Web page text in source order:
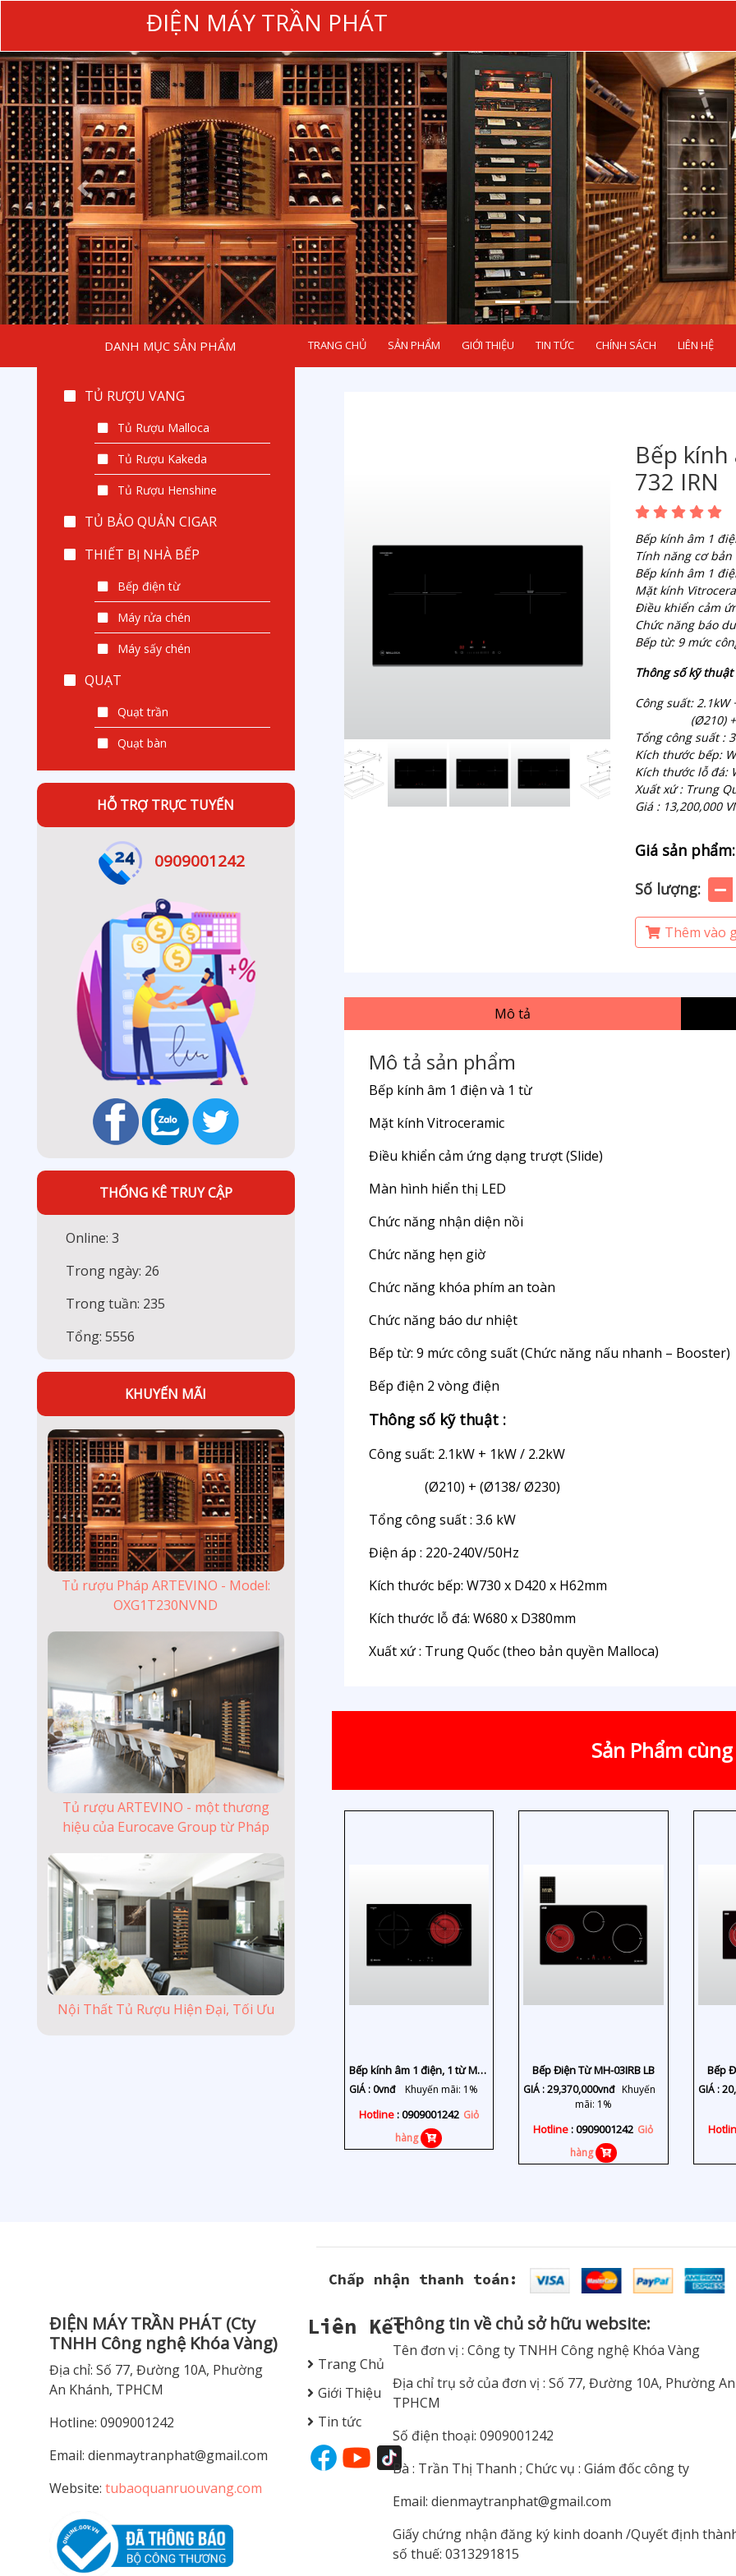
ĐIỆN MÁY TRẦN PHÁT
DANH MỤC SẢN PHẨM TRANG CHỦ SẢN PHẨM GIỚI THIỆU TIN TỨC CHÍNH SÁCH LIÊN HỆ
TỦ RƯỢU VANG
Tủ Rượu Malloca
Tủ Rượu Kakeda
Tủ Rượu Henshine
TỦ BẢO QUẢN CIGAR
THIẾT BỊ NHÀ BẾP
Bếp điện từ
Máy rửa chén
Máy sấy chén
QUẠT
Quạt trần
Quạt bàn
HỖ TRỢ TRỰC TUYẾN
0909001242
THỐNG KÊ TRUY CẬP
Online: 3
Trong ngày: 26
Trong tuần: 235
Tổng: 5556
KHUYẾN MÃI
Tủ rượu Pháp ARTEVINO - Model:
OXG1T230NVND
Tủ rượu ARTEVINO - một thương
hiệu của Eurocave Group từ Pháp
Nội Thất Tủ Rượu Hiện Đại, Tối Ưu
Bếp
732 IRN
Bếp kính âm 1
Tính năng cơ bản
Bếp kính âm 1
Mặt kính
Điều khiển cảm
Chức năng báo
Bếp từ: 9 mức
Thông số kỹ
Công suất: 2.1kW
(Ø210) +
Tổng công suất :
Kích thước bếp:
Kích thước lỗ đá:
Xuất xứ : Trung
Giá : 13,200,000
Giá sản phẩm:
Số lượng:
Thêm vào
Mô tả
Mô tả sản phẩm
Bếp kính âm 1 điện và 1 từ
Mặt kính Vitroceramic
Điều khiển cảm ứng dạng trượt (Slide)
Màn hình hiển thị LED
Chức năng nhận diện nồi
Chức năng hẹn giờ
Chức năng khóa phím an toàn
Chức năng báo dư nhiệt
Bếp từ: 9 mức công suất (Chức năng nấu nhanh – Booster)
Bếp điện 2 vòng điện
Thông số kỹ thuật :
Công suất: 2.1kW + 1kW / 2.2kW
(Ø210) + (Ø138/ Ø230)
Tổng công suất : 3.6 kW
Điện áp : 220-240V/50Hz
Kích thước bếp: W730 x D420 x H62mm
Kích thước lỗ đá: W680 x D380mm
Xuất xứ : Trung Quốc (theo bản quyền Malloca)
Sản Phẩm
Bếp kính âm 1 điện, 1 từ MH-
7311 IR
GIÁ : 0vnđ Khuyến mãi: 1%
Hotline: 0909001242 Giỏ
hàng
Bếp Điện Từ MH-03IRB LB
GIÁ :29,370,000vnđ Khuyến
mãi: 1%
Hotline: 0909001242 Giỏ
hàng
Bếp
GIÁ :
Chấp nhận thanh toán:
ĐIỆN MÁY TRẦN PHÁT (Cty
TNHH Công nghệ Khóa Vàng)
Địa chỉ: Số 77, Đường 10A, Phường
An Khánh, TPHCM
Hotline: 0909001242
Email: dienmaytranphat@gmail.com
Website: tubaoquanruouvang.com
Liên Kết
Trang Chủ
Giới Thiệu
Tin tức
Thông tin về chủ sở hữu website:
Tên đơn vị : Công ty TNHH Công nghệ Khóa Vàng
Địa chỉ trụ sở của đơn vị : Số 77, Đường 10A, Phường
TPHCM
Số điện thoại: 0909001242
Bà : Trần Thị Thanh ; Chức vụ : Giám đốc công ty
Email: dienmaytranphat@gmail.com
Giấy chứng nhận đăng ký kinh doanh /Quyết định
số thuế: 0313291815